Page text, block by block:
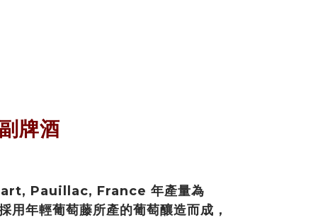
牌酒
Pauillac, France 年產量為
年輕葡萄藤所產的葡萄釀造而成，